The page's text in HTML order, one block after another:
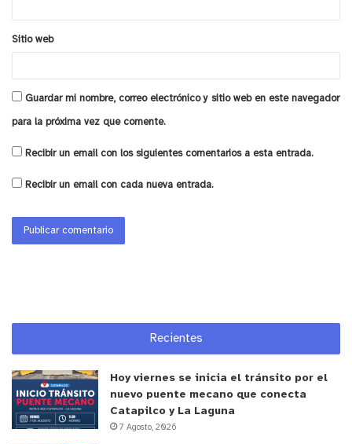
fuimos estudiantes, y varios me contaban cómo lo
pasaban mal o que algunos sufrieron bullying
las situaciones difíciles se pueden superar.”
y tú, ¿qué opinas?
Sitio web
Guardar mi nombre, correo electrónico y sitio web en este navegador
para la próxima vez que comente.
Recibir un email con los siguientes comentarios a esta entrada.
Recibir un email con cada nueva entrada.
Recientes
Hoy viernes se inicia el tránsito por el
nuevo puente mecano que conecta
Catapilco y La Laguna
7 Agosto, 2026